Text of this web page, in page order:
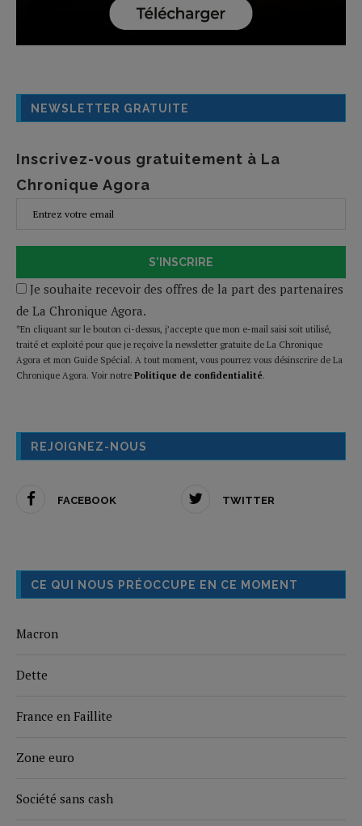
NEWSLETTER GRATUITE
Inscrivez-vous gratuitement à La
Chronique Agora
S'INSCRIRE
Je souhaite recevoir des offres de la part des partenaires
de La Chronique Agora.
*En cliquant sur le bouton ci-dessus, j’accepte que mon e-mail saisi soit utilisé,
traité et exploité pour que je reçoive la newsletter gratuite de La Chronique
Agora et mon Guide Spécial. A tout moment, vous pourrez vous désinscrire de La
Chronique Agora. Voir notre Politique de confidentialité.
REJOIGNEZ-NOUS
FACEBOOK TWITTER
CE QUI NOUS PRÉOCCUPE EN CE MOMENT
Macron
Dette
France en Faillite
Zone euro
Société sans cash